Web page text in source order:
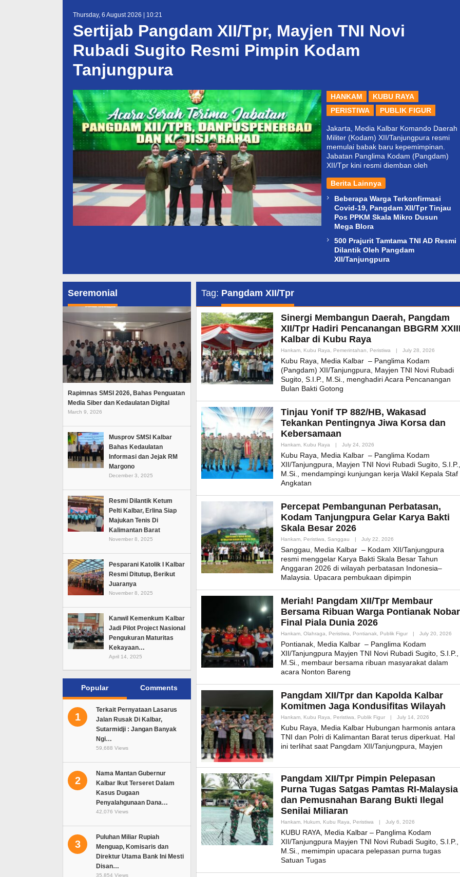
Thursday, 6 August 2026 | 10:21
Sertijab Pangdam XII/Tpr, Mayjen TNI Novi
Rubadi Sugito Resmi Pimpin Kodam
Tanjungpura
HANKAM
KUBU RAYA
PERISTIWA
PUBLIK FIGUR
Jakarta, Media Kalbar Komando Daerah
Militer (Kodam) XII/Tanjungpura resmi
memulai babak baru kepemimpinan.
Jabatan Panglima Kodam (Pangdam)
XII/Tpr kini resmi diemban oleh
Berita Lainnya
Beberapa Warga Terkonfirmasi
Covid-19, Pangdam XII/Tpr Tinjau
Pos PPKM Skala Mikro Dusun
Mega Blora
500 Prajurit Tamtama TNI AD Resmi
Dilantik Oleh Pangdam
XII/Tanjungpura
Seremonial
Rapimnas SMSI 2026, Bahas Penguatan
Media Siber dan Kedaulatan Digital
March 9, 2026
Musprov SMSI Kalbar
Bahas Kedaulatan
Informasi dan Jejak RM
Margono
December 3, 2025
Resmi Dilantik Ketum
Pelti Kalbar, Erlina Siap
Majukan Tenis Di
Kalimantan Barat
November 8, 2025
Pesparani Katolik I Kalbar
Resmi Ditutup, Berikut
Juaranya
November 8, 2025
Kanwil Kemenkum Kalbar
Jadi Pilot Project Nasional
Pengukuran Maturitas
Kekayaan…
April 14, 2025
Popular Comments
1
Terkait Pernyataan Lasarus
Jalan Rusak Di Kalbar,
Sutarmidji : Jangan Banyak
Ngi…
59,688 Views
2
Nama Mantan Gubernur
Kalbar Ikut Terseret Dalam
Kasus Dugaan
Penyalahgunaan Dana…
42,076 Views
3
Puluhan Miliar Rupiah
Menguap, Komisaris dan
Direktur Utama Bank Ini Mesti
Disan…
35,854 Views
Tag: Pangdam XII/Tpr
Sinergi Membangun Daerah, Pangdam
XII/Tpr Hadiri Pencanangan BBGRM
Kalbar di Kubu Raya
Hankam, Kubu Raya, Pemerintahan, Peristiwa | July 28, 2026
Kubu Raya, Media Kalbar – Panglima Kodam
(Pangdam) XII/Tanjungpura, Mayjen TNI Novi Rubadi
Sugito, S.I.P., M.Si., menghadiri Acara Pencanangan
Bulan Bakti Gotong
Tinjau Yonif TP 882/HB, Wakasad
Tekankan Pentingnya Jiwa Korsa dan
Kebersamaan
Hankam, Kubu Raya | July 24, 2026
Kubu Raya, Media Kalbar – Panglima Kodam
XII/Tanjungpura, Mayjen TNI Novi Rubadi Sugito, S.I.P.,
M.Si., mendampingi kunjungan kerja Wakil Kepala Staf
Angkatan
Percepat Pembangunan Perbatasan,
Kodam Tanjungpura Gelar Karya Bakti
Skala Besar 2026
Hankam, Peristiwa, Sanggau | July 22, 2026
Sanggau, Media Kalbar – Kodam XII/Tanjungpura
resmi menggelar Karya Bakti Skala Besar Tahun
Anggaran 2026 di wilayah perbatasan Indonesia–
Malaysia. Upacara pembukaan dipimpin
Meriah! Pangdam XII/Tpr Membaur
Bersama Ribuan Warga Pontianak Nobar
Final Piala Dunia 2026
Hankam, Olahraga, Peristiwa, Pontianak, Publik Figur | July 20, 2026
Pontianak, Media Kalbar – Panglima Kodam
XII/Tanjungpura Mayjen TNI Novi Rubadi Sugito, S.I.P.,
M.Si., membaur bersama ribuan masyarakat dalam
acara Nonton Bareng
Pangdam XII/Tpr dan Kapolda Kalbar
Komitmen Jaga Kondusifitas Wilayah
Hankam, Kubu Raya, Peristiwa, Publik Figur | July 14, 2026
Kubu Raya, Media Kalbar Hubungan harmonis antara
TNI dan Polri di Kalimantan Barat terus diperkuat. Hal
ini terlihat saat Pangdam XII/Tanjungpura, Mayjen
Pangdam XII/Tpr Pimpin Pelepasan
Purna Tugas Satgas Pamtas RI-Malaysia
dan Pemusnahan Barang Bukti Ilegal
Senilai Miliaran
Hankam, Hukum, Kubu Raya, Peristiwa | July 6, 2026
KUBU RAYA, Media Kalbar – Panglima Kodam
XII/Tanjungpura Mayjen TNI Novi Rubadi Sugito, S.I.P.,
M.Si., memimpin upacara pelepasan purna tugas
Satuan Tugas